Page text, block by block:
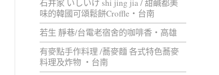
石井家 いしいけ shi jing jia / 甜鹹都美
味的韓國可頌鬆餅Croffle‧台南
若生 靜巷/台電老宿舍的咖啡香‧高雄
有麥點手作料理 /蕎麥麵 各式特色蕎麥
料理及炸物 ‧台南